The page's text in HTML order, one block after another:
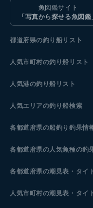
魚図鑑サイト
「写真から探せる魚図鑑
都道府県の釣り船リスト
人気市町村の釣り船リスト
人気港の釣り船リスト
人気エリアの釣り船検索
各都道府県の船釣り釣果情
各都道府県の人気魚種の釣
各都道府県の潮見表 ・タイ
人気市町村の潮見表・タイ